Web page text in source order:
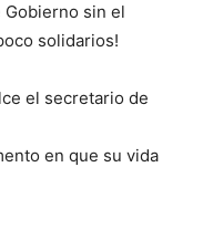
sin el
solidarios!
el secretario de
en que su vida